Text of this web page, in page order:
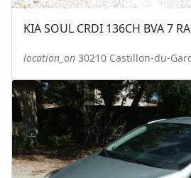
KIA SOUL CRDI 136CH BVA 7
location_on 30210 Castillon-du-